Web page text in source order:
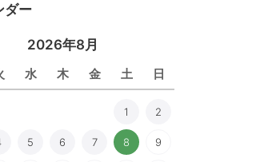
ダー
2026年8月
水 木 金 土 日
1 2
5 6 7 8 9